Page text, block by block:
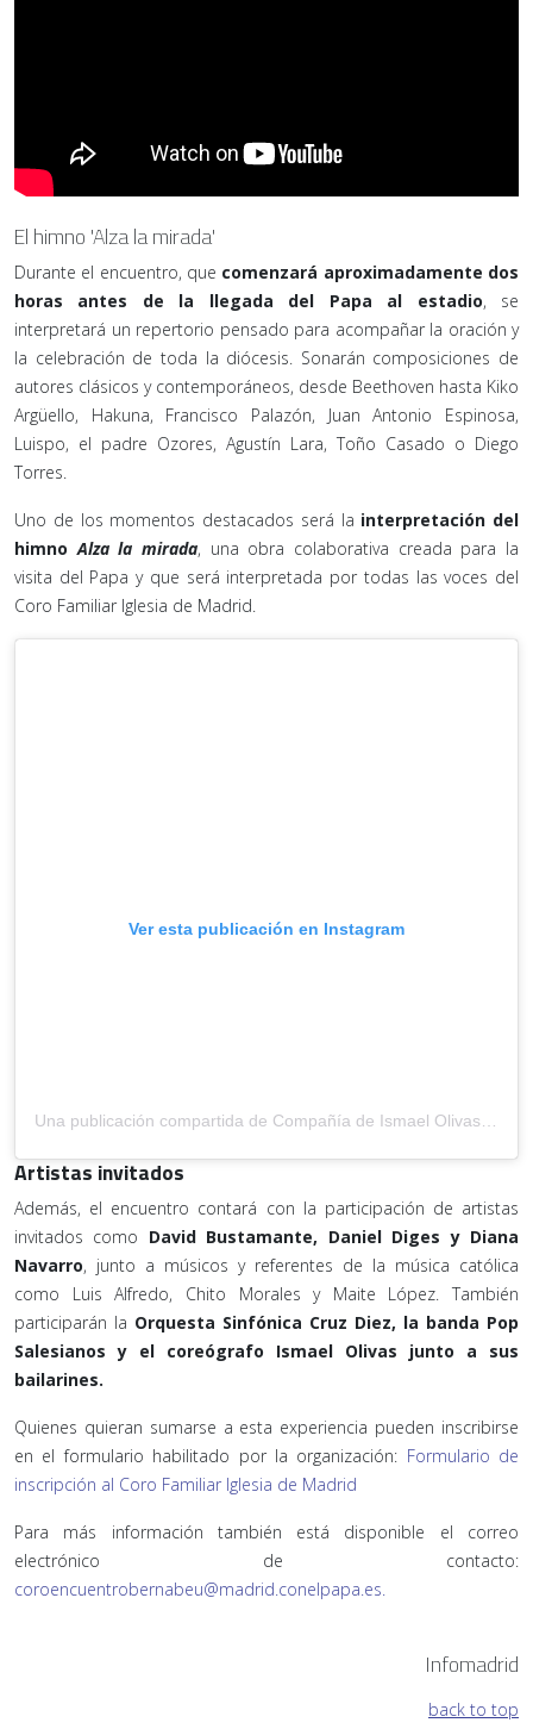
El himno 'Alza la mirada'
Durante el encuentro, que comenzará aproximadamente dos
horas antes de la llegada del Papa al estadio, se
interpretará un repertorio pensado para acompañar la oración y
la celebración de toda la diócesis. Sonarán composiciones de
autores clásicos y contemporáneos, desde Beethoven hasta Kiko
Argüello, Hakuna, Francisco Palazón, Juan Antonio Espinosa,
Luispo, el padre Ozores, Agustín Lara, Toño Casado o Diego
Torres.
Uno de los momentos destacados será la interpretación del
himnoAlza la mirada, una obra colaborativa creada para la
visita del Papa y que será interpretada por todas las voces del
Coro Familiar Iglesia de Madrid.
Ver esta publicación en Instagram
Artistas invitados
Además, el encuentro contará con la participación de artistas
invitados como David Bustamante, Daniel Diges y Diana
Navarro, junto a músicos y referentes de la música católica
como Luis Alfredo, Chito Morales y Maite López. También
participarán la Orquesta Sinfónica Cruz Diez, la banda Pop
Salesianos y el coreógrafo Ismael Olivas junto a sus
bailarines.
Quienes quieran sumarse a esta experiencia pueden inscribirse
en el formulario habilitado por la organización: Formulario de
inscripción al Coro Familiar Iglesia de Madrid
Para más información también está disponible el correo
electrónico de contacto:
coroencuentrobernabeu@madrid.conelpapa.es
Infomadrid
back to top